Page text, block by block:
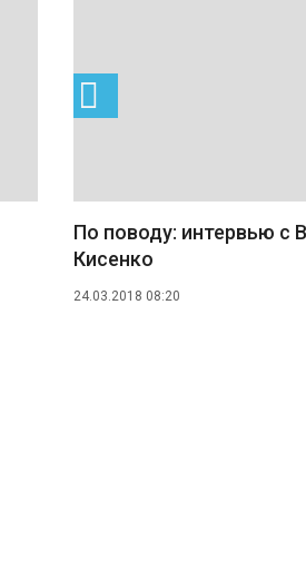
По поводу: интервью с
Кисенко
24.03.2018 08:20